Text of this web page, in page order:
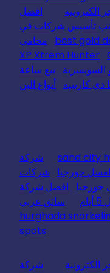
افضل
تأسيس شركات في
best gold
محامي
XP Xtrem Hunter
السويسرية
بيع ساعة
دي كارتييه أنواع البن
sand city
شركة
جورجيا
شركات
افضل شركة
سائق عربي
hurghada
spots
شركة